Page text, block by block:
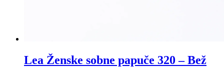
Lea Ženske sobne papuče 320 – Bež